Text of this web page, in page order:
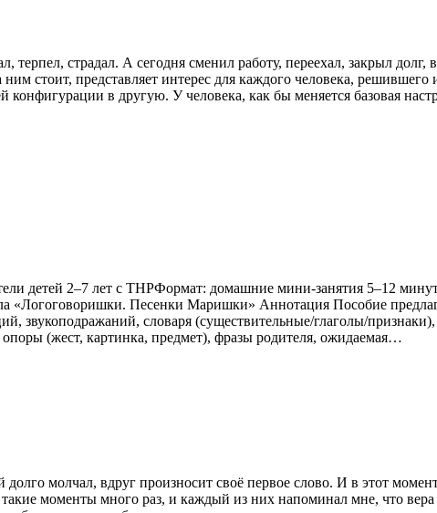
страдал. А сегодня сменил работу, переехал, закрыл
стоит, представляет интерес для каждого человека,
в другую. У человека, как бы меняется базовая
детей 2–7 лет с ТНРФормат: домашние мини‑занятия 5–12
«Логоговоришки. Песенки Маришки» Аннотация Пособие
звукоподражаний, словаря (существительные/глаголы/
(жест, картинка, предмет), фразы родителя, ожидаемая…
молчал, вдруг произносит своё первое слово. И в этот
моменты много раз, и каждый из них напоминал мне, что вера